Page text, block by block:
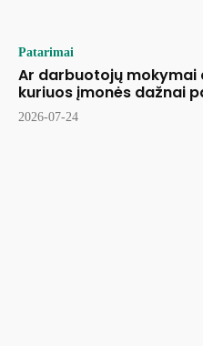
Patarimai
Ar darbuotojų mokymai
kuriuos įmonės dažnai
2026-07-24